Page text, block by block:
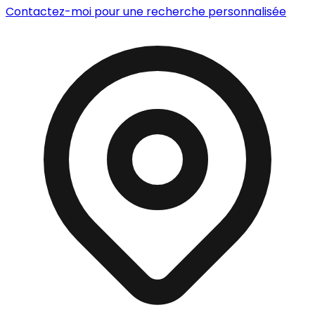
Contactez-moi pour une recherche personnalisée